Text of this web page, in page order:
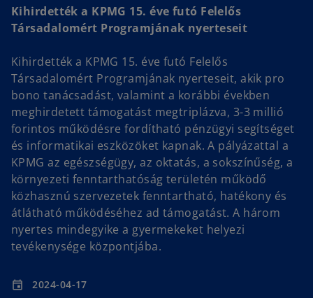
Kihirdették a KPMG 15. éve futó Felelős
Társadalomért Programjának nyerteseit
Kihirdették a KPMG 15. éve futó Felelős
Társadalomért Programjának nyerteseit, akik pro
bono tanácsadást, valamint a korábbi években
meghirdetett támogatást megtriplázva, 3-3 millió
forintos működésre fordítható pénzügyi segítséget
és informatikai eszközöket kapnak. A pályázattal a
KPMG az egészségügy, az oktatás, a sokszínűség, a
környezeti fenntarthatóság területén működő
közhasznú szervezetek fenntartható, hatékony és
átlátható működéséhez ad támogatást. A három
nyertes mindegyike a gyermekeket helyezi
tevékenysége központjába.
event 2024-04-17